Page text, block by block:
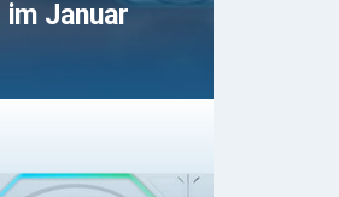
im Januar